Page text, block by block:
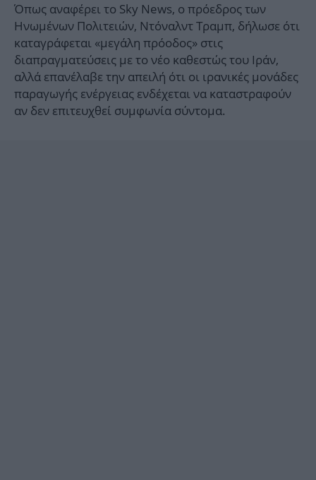
Όπως αναφέρει το Sky News, ο πρόεδρος των
Ηνωμένων Πολιτειών, Ντόναλντ Τραμπ, δήλωσε ότι
καταγράφεται «μεγάλη πρόοδος» στις
διαπραγματεύσεις με το νέο καθεστώς του Ιράν,
αλλά επανέλαβε την απειλή ότι οι ιρανικές μονάδες
παραγωγής ενέργειας ενδέχεται να καταστραφούν
αν δεν επιτευχθεί συμφωνία σύντομα.